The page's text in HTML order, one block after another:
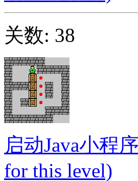
关数: 38
启动Java小程
for this level)